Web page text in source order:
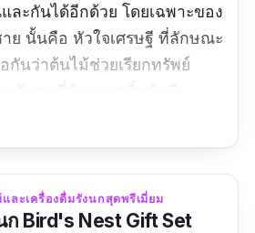
ะกันได้อีกด้วย โดยเฉพาะของ
ย นั้นคือ หัวใจเศรษฐี ที่ลักษณะ
กันว่าต้นไม้ช่วยเรียกทรัพย์
กิจใหม่ การมอบต้นหัวใจ
ารอวยพรที่ดีไปยังผู้รับอย่าง
ซนติเมตร
ละเครื่องดื่มรังนกสุดพรีเมี่ยม
ก Bird's Nest Gift Set